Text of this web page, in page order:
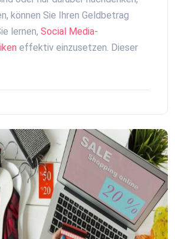
können Sie Ihren Geldbetrag
lernen, Social Media-
effektiv einzusetzen. Dieser